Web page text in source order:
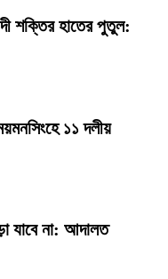
শক্তির হাতের পুতুল:
১১ দলীয়
যাবে না: আদালত